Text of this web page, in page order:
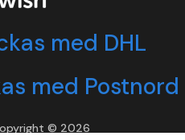
© 2026